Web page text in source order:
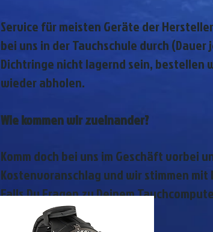
Service für meisten Geräte der
bei uns in der Tauchschule durch
Dichtringe nicht lagernd sein, bestellen
wieder abholen.
Wie kommen wir zueinander?
Komm doch bei uns im Geschäft vorbei
Kostenvoranschlag und wir stimmen
Falls Du Fragen zu Deinem